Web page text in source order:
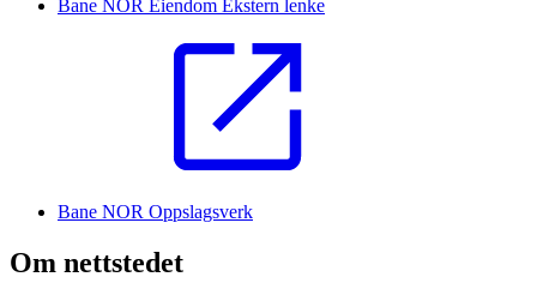
Bane NOR Eiendom Ekstern lenke
Bane NOR Oppslagsverk
Om nettstedet